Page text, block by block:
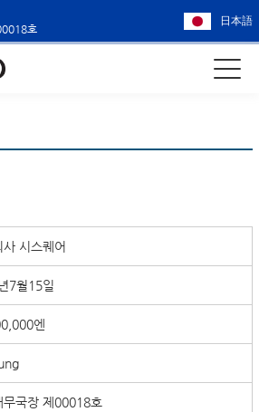
호
日本語
사 시스퀘어
7월15일
엔
무국장 제00018호